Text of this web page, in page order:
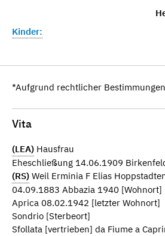
Kinder:
*Aufgrund rechtlicher
Vita
(LEA) Hausfrau
Eheschließung 14.06.1909
(RS) Weil Erminia F Elias
04.09.1883 Abbazia 1940 [Wohnort]
Aprica 08.02.1942 [letzter Wohnort]
Sondrio [Sterbeort]
Sfollata [vertrieben] da Fiume a